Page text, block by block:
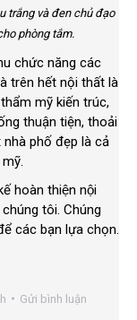
và đen chủ đạo
phòng tắm.
chức năng các
trên hết nội thất là
mỹ kiến trúc,
thuận tiện, thoải
nhà phố đẹp là cả
hoàn thiện nội
tôi. Chúng
các bạn lựa chọn.
Gửi bình luận